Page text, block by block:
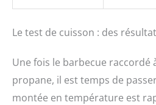
Le test de cuisson : des
Une fois le barbecue raccordé
propane, il est temps de
montée en température est